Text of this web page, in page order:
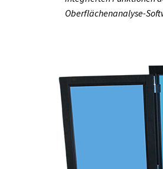
Oberflächenanalyse-